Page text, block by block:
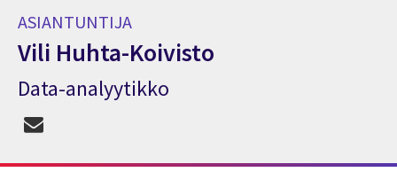
ASIANTUNTIJA
Vili Huhta-Koivisto
Asiantuntija Vili Huhta-Koivisto
Data-analyytikko